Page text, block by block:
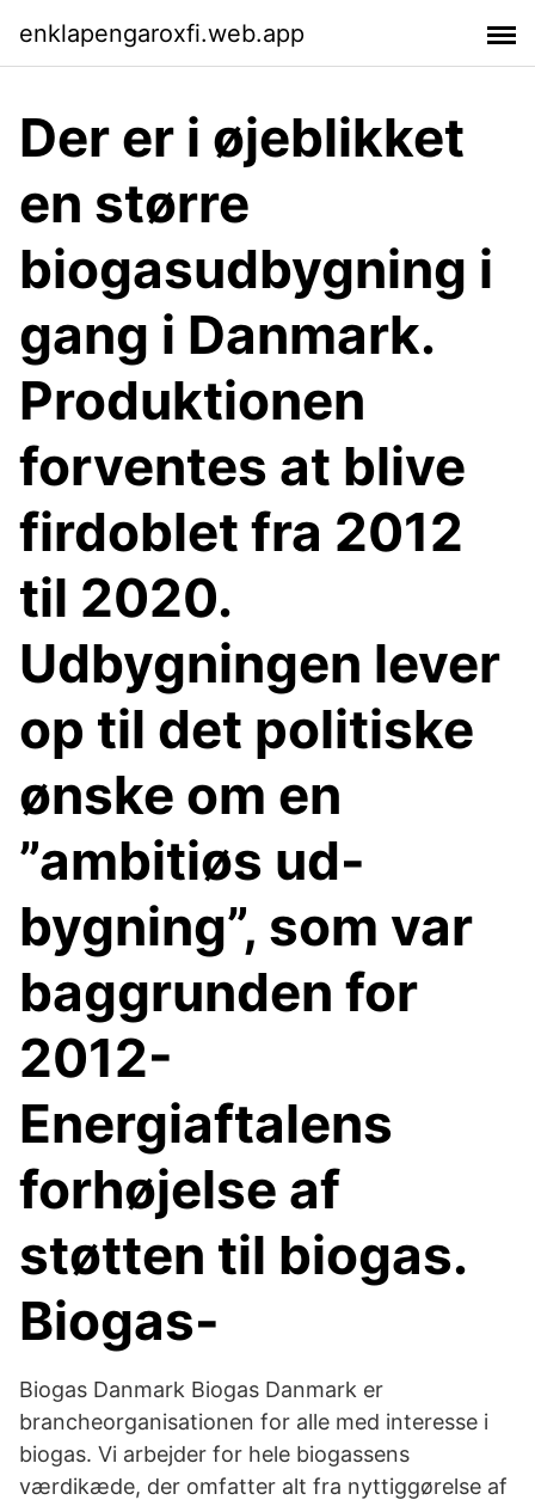
enklapengaroxfi.web.app
Der er i øjeblikket
en større
biogasudbygning i
gang i Danmark.
Produktionen
forventes at blive
firdoblet fra 2012
til 2020.
Udbygningen lever
op til det politiske
ønske om en
”ambitiøs ud-
bygning”, som var
baggrunden for
2012-
Energiaftalens
forhøjelse af
støtten til biogas.
Biogas-
Biogas Danmark Biogas Danmark er
brancheorganisationen for alle med interesse i
biogas. Vi arbejder for hele biogassens
værdikæde, der omfatter alt fra nyttiggørelse af